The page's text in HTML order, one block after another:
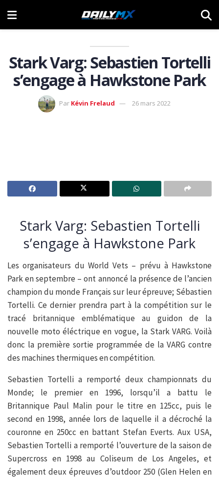
Stark Varg: Sebastien Tortelli
s’engage à Hawkstone Park
Par Kévin Frelaud 26 mars 2022
Stark Varg: Sebastien Tortelli
s’engage à Hawkstone Park
Les organisateurs du World Vets – prévu à Hawkstone
Park en septembre – ont annoncé la présence de l’ancien
champion du monde Français sur leur épreuve; Sébastien
Tortelli. Ce dernier prendra part à la compétition sur le
tracé britannique emblématique au guidon de la
nouvelle moto éléctrique en vogue, la Stark VARG. Voilà
donc la première sortie programmée de la VARG contre
des machines thermiques en compétition.
Sebastien Tortelli a remporté deux championnats du
Monde; le premier en 1996, lorsqu’il a battu le
Britannique Paul Malin pour le titre en 125cc, puis le
second en 1998, année lors de laquelle il a décroché la
couronne en 250cc en battant Stefan Everts. Aux USA,
Sebastien Tortelli a remporté l’ouverture de la saison de
Supercross en 1998 au Coliseum de Los Angeles, et
également deux épreuves d’outdoor 250 (Glen Helen en